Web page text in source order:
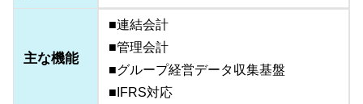
主な機能
■連結会計
■管理会計
■グループ経営データ収集基盤
■IFRS対応